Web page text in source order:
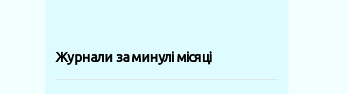
Журнали за минулі місяці